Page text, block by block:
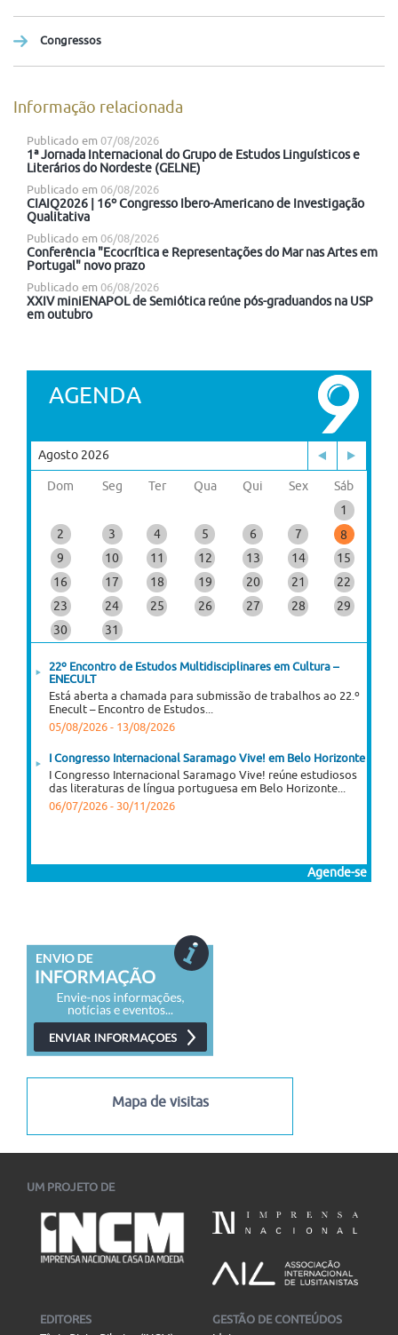
Congressos
Informação relacionada
Publicado em 07/08/2026
1ª Jornada Internacional do Grupo de Estudos Linguísticos e
Literários do Nordeste (GELNE)
Publicado em 06/08/2026
CIAIQ2026 | 16º Congresso Ibero-Americano de Investigação
Qualitativa
Publicado em 06/08/2026
Conferência "Ecocrítica e Representações do Mar nas Artes em
Portugal" novo prazo
Publicado em 06/08/2026
XXIV miniENAPOL de Semiótica reúne pós-graduandos na USP
em outubro
AGENDA
Agosto 2026
Dom Seg Ter Qua Qui Sex
Sáb
1
2
3 4 5 6 7
8
9
10 11 12 13 14
15
16
17 18 19 20 21
22
23
24 25 26 27 28
29
30
31
22º Encontro de Estudos Multidisciplinares em Cultura –
ENECULT
Está aberta a chamada para submissão de trabalhos ao 22.º
Enecult – Encontro de Estudos...
05/08/2026 - 13/08/2026
I Congresso Internacional Saramago Vive! em Belo Horizonte
I Congresso Internacional Saramago Vive! reúne estudiosos
das literaturas de língua portuguesa em Belo Horizonte...
06/07/2026 - 30/11/2026
Agende-se
Mapa de visitas
UM PROJETO DE
EDITORES
GESTÃO DE CONTEÚDOS